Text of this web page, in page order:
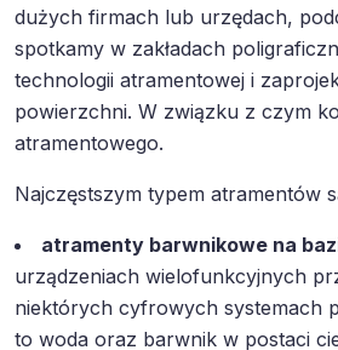
dużych firmach lub urzędach,
spotkamy w zakładach
technologii atramentowej i
powierzchni. W związku z czym
atramentowego.
Najczęstszym typem atramentów
atramenty barwnikowe na
urządzeniach wielofunkcyjnych
niektórych cyfrowych systemach
to woda oraz barwnik w postaci